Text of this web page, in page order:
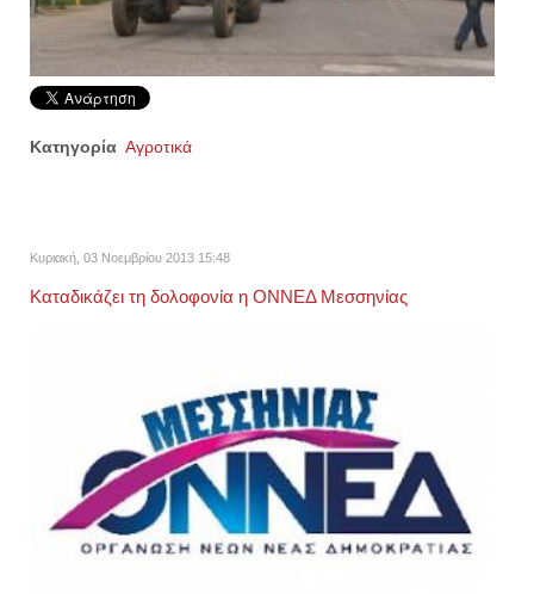
Κατηγορία Αγροτικά
Κυριακή, 03 Νοεμβρίου 2013 15:48
Καταδικάζει τη δολοφονία η ΟΝΝΕΔ Μεσσηνίας